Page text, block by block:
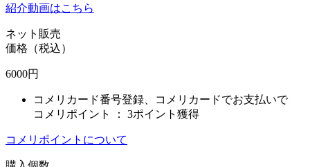
紹介動画はこちら
ネット販売
価格（税込）
6000円
コメリカード番号登録、コメリカードでお支払いで
コメリポイント ： 3ポイント獲得
コメリポイントについて